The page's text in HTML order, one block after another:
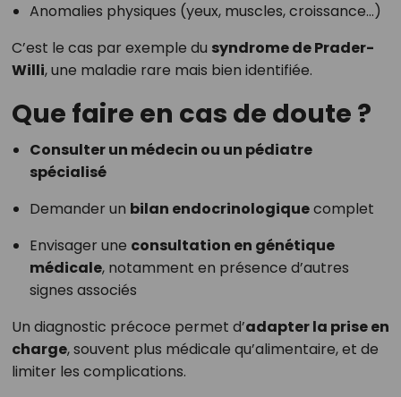
Anomalies physiques (yeux, muscles, croissance…)
C’est le cas par exemple du syndrome de Prader-
Willi, une maladie rare mais bien identifiée.
Que faire en cas de doute ?
Consulter un médecin ou un pédiatre
spécialisé
Demander un bilan endocrinologiquecomplet
Envisager une consultation en génétique
médicale, notamment en présence d’autres
signes associés
Un diagnostic précoce permet d’adapter la prise en
charge, souvent plus médicale qu’alimentaire, et de
limiter les complications.